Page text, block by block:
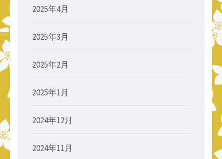
2025年4月
2025年3月
2025年2月
2025年1月
2024年12月
2024年11月